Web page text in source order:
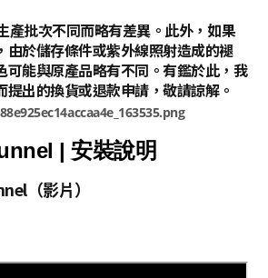
產批次不同而略有差異。此外，如果
由於儲存條件或紫外線照射造成的褪
可能與原產品略有不同。有鑑於此，我
出的換貨或退款申請，敬請諒解。
| 安裝說明
（影片）